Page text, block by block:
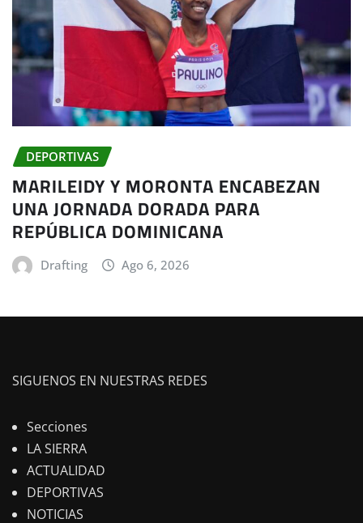
DEPORTIVAS
MARILEIDY Y MORONTA ENCABEZAN
UNA JORNADA DORADA PARA
REPÚBLICA DOMINICANA
Drafting Ago 6, 2026
SIGUENOS EN NUESTRAS REDES
Secciones
LA SIERRA
ACTUALIDAD
DEPORTIVAS
NOTICIAS